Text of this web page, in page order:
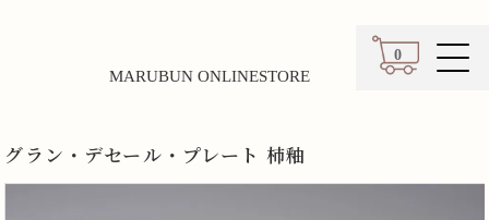
0
カート
MARUBUN ONLINESTORE
グラン・デセール・プレート 柿釉